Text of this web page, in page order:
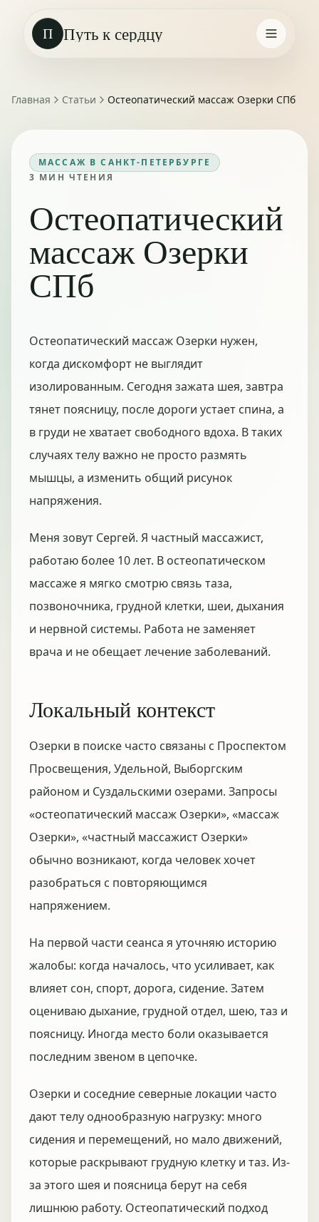
П Путь к сердцу
Главная Статьи Остеопатический массаж Озерки СПб
МАССАЖ В САНКТ-ПЕТЕРБУРГЕ
3 МИН ЧТЕНИЯ
Остеопатический
массаж Озерки
СПб
Остеопатический массаж Озерки нужен,
когда дискомфорт не выглядит
изолированным. Сегодня зажата шея, завтра
тянет поясницу, после дороги устает спина, а
в груди не хватает свободного вдоха. В таких
случаях телу важно не просто размять
мышцы, а изменить общий рисунок
напряжения.
Меня зовут Сергей. Я частный массажист,
работаю более 10 лет. В остеопатическом
массаже я мягко смотрю связь таза,
позвоночника, грудной клетки, шеи, дыхания
и нервной системы. Работа не заменяет
врача и не обещает лечение заболеваний.
Локальный контекст
Озерки в поиске часто связаны с Проспектом
Просвещения, Удельной, Выборгским
районом и Суздальскими озерами. Запросы
«остеопатический массаж Озерки», «массаж
Озерки», «частный массажист Озерки»
обычно возникают, когда человек хочет
разобраться с повторяющимся
напряжением.
На первой части сеанса я уточняю историю
жалобы: когда началось, что усиливает, как
влияет сон, спорт, дорога, сидение. Затем
оцениваю дыхание, грудной отдел, шею, таз и
поясницу. Иногда место боли оказывается
последним звеном в цепочке.
Озерки и соседние северные локации часто
дают телу однообразную нагрузку: много
сидения и перемещений, но мало движений,
которые раскрывают грудную клетку и таз. Из-
за этого шея и поясница берут на себя
лишнюю работу. Остеопатический подход